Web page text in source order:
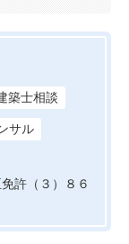
築士相談
サル
許（３）８６